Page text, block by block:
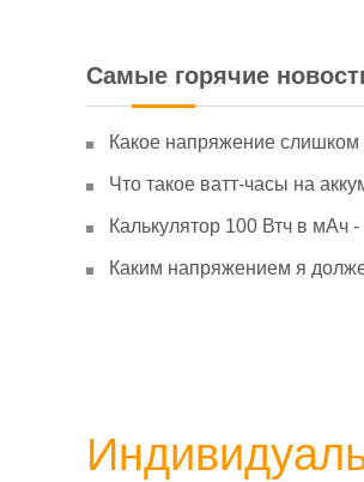
Самые горячие
Какое напряжение
Что такое ватт-часы на
Калькулятор 100 Втч в мАч
Каким напряжением я